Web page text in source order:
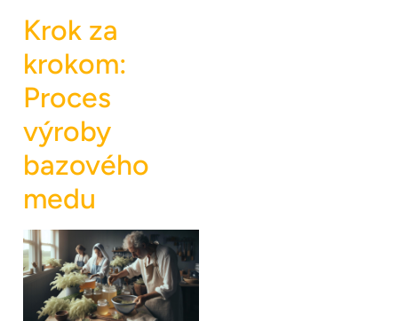
Krok za
krokom:
Proces
výroby
bazového
medu